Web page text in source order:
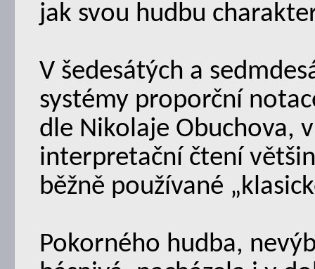
jak svou hudbu
V šedesátých a
systémy proporční
dle Nikolaje Obuchova,
interpretační čtení
běžně používané
Pokorného hudba,